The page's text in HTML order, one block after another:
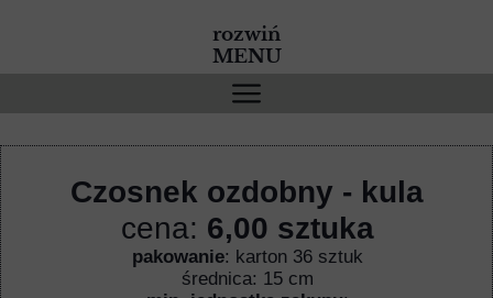
rozwiń
MENU
Czosnek ozdobny - kula
cena: 6,00 sztuka
pakowanie: karton 36 sztuk
średnica: 15 cm